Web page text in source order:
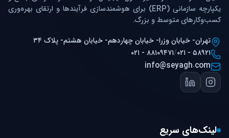
یکپارچه سازمانی (ERP) برای هوشمندسازی فرآیندها و ارتقای بهره‌وری
کسب‌وکارهای متوسط و بزرگ.
تهران- خیابان وزرا- خیابان چهاردهم- خیابان هشتم- پلاک ۳۴
۰۲۱ - ۸۸۱۰۹۴۷۱/۰۲۱ - ۵۸۹۲۱
info@seyagh.com
لینک‌های سریع